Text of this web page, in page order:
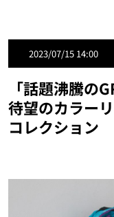
2023/07/15 14:00
「話題沸騰の
待望のカラー
コレクション